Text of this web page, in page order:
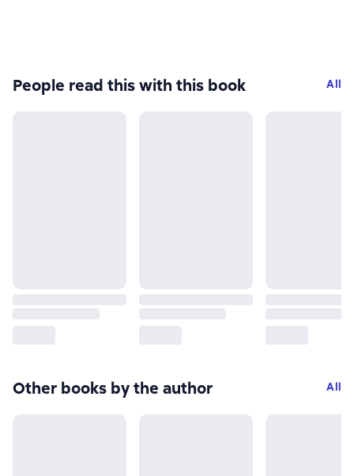
People read this with this book All
Other books by the author All